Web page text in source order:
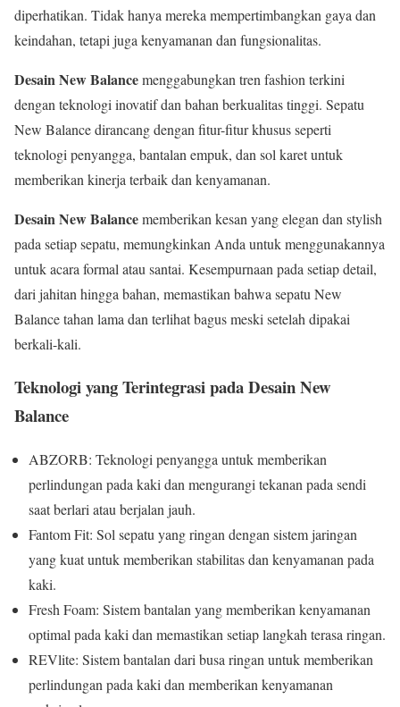
diperhatikan. Tidak hanya mereka mempertimbangkan gaya dan
keindahan, tetapi juga kenyamanan dan fungsionalitas.
Desain New Balancemenggabungkan tren fashion terkini
dengan teknologi inovatif dan bahan berkualitas tinggi. Sepatu
New Balance dirancang dengan fitur-fitur khusus seperti
teknologi penyangga, bantalan empuk, dan sol karet untuk
memberikan kinerja terbaik dan kenyamanan.
Desain New Balancememberikan kesan yang elegan dan stylish
pada setiap sepatu, memungkinkan Anda untuk menggunakannya
untuk acara formal atau santai. Kesempurnaan pada setiap detail,
dari jahitan hingga bahan, memastikan bahwa sepatu New
Balance tahan lama dan terlihat bagus meski setelah dipakai
berkali-kali.
Teknologi yang Terintegrasi pada Desain New
Balance
ABZORB: Teknologi penyangga untuk memberikan
perlindungan pada kaki dan mengurangi tekanan pada sendi
saat berlari atau berjalan jauh.
Fantom Fit: Sol sepatu yang ringan dengan sistem jaringan
yang kuat untuk memberikan stabilitas dan kenyamanan pada
kaki.
Fresh Foam: Sistem bantalan yang memberikan kenyamanan
optimal pada kaki dan memastikan setiap langkah terasa ringan.
REVlite: Sistem bantalan dari busa ringan untuk memberikan
perlindungan pada kaki dan memberikan kenyamanan